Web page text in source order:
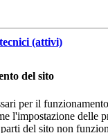
(attivi)
del sito
per il
l'impostazione delle
del sito non